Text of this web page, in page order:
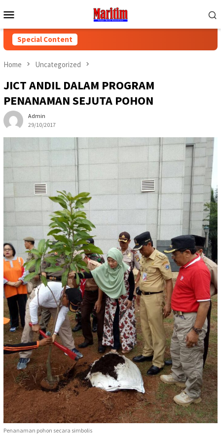
to
Menu
Special Content
Home Uncategorized
JICT ANDIL DALAM PROGRAM
PENANAMAN SEJUTA POHON
Admin
29/10/2017
Penanaman pohon secara simbolis